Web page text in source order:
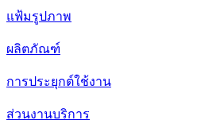
แฟ้มรูปภาพ
ผลิตภัณฑ์
การประยุกต์ใช้งาน
ส่วนงานบริการ